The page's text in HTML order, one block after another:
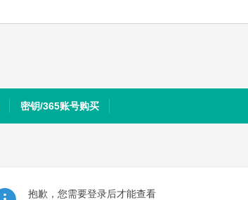
密钥/365账号购买
抱歉，您需要登录后才能查看